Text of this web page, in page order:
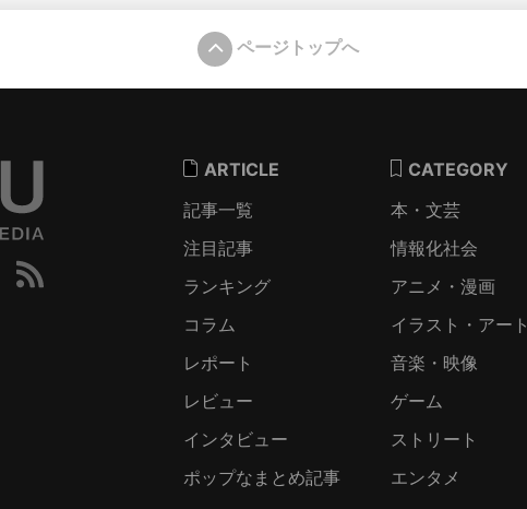
ページトップへ
ARTICLE
記事一覧
注目記事
ランキング
コラム
レポート
レビュー
インタビュー
ポップなまとめ記事
CATEGORY
本・文芸
情報化社会
アニメ・漫画
イラスト・アート
音楽・映像
ゲーム
ストリート
エンタメ